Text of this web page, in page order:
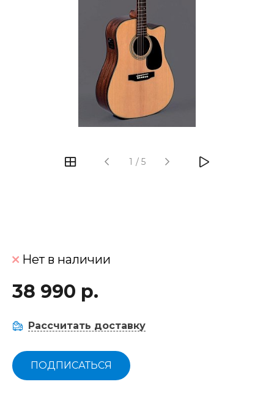
1 / 5
Нет в наличии
38 990 р.
Рассчитать доставку
ПОДПИСАТЬСЯ